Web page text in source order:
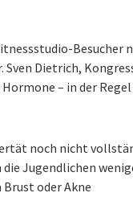
Besucher
Sven Dietrich,
– in der
noch nicht
Jugendlichen
oder Akne